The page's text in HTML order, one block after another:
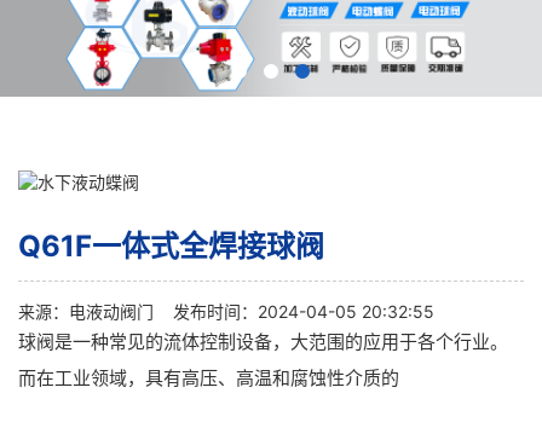
Q61F一体式全焊接球阀
来源： 电液动阀门 发布时间：2024-04-05 20:32:55
球阀是一种常见的流体控制设备，大范围的应用于各个行业。
而在工业领域，具有高压、高温和腐蚀性介质的